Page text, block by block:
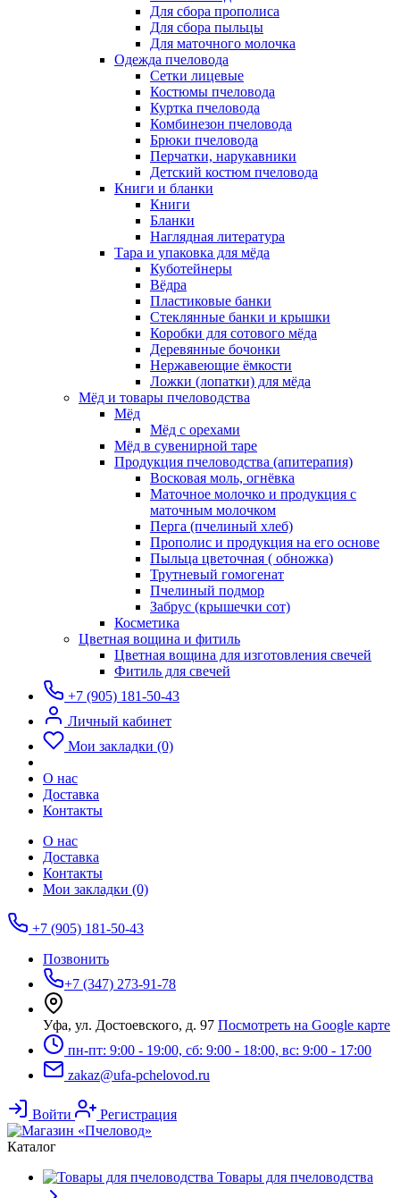
Для сбора прополиса
Для сбора пыльцы
Для маточного молочка
Одежда пчеловода
Сетки лицевые
Костюмы пчеловода
Куртка пчеловода
Комбинезон пчеловода
Брюки пчеловода
Перчатки, нарукавники
Детский костюм пчеловода
Книги и бланки
Книги
Бланки
Наглядная литература
Тара и упаковка для мёда
Куботейнеры
Вёдра
Пластиковые банки
Стеклянные банки и крышки
Коробки для сотового мёда
Деревянные бочонки
Нержавеющие ёмкости
Ложки (лопатки) для мёда
Мёд и товары пчеловодства
Мёд
Мёд с орехами
Мёд в сувенирной таре
Продукция пчеловодства (апитерапия)
Восковая моль, огнёвка
Маточное молочко и продукция с
маточным молочком
Перга (пчелиный хлеб)
Прополис и продукция на его основе
Пыльца цветочная ( обножка)
Трутневый гомогенат
Пчелиный подмор
Забрус (крышечки сот)
Косметика
Цветная вощина и фитиль
Цветная вощина для изготовления свечей
Фитиль для свечей
+7 (905) 181-50-43
Личный кабинет
Мои закладки (0)
О нас
Доставка
Контакты
О нас
Доставка
Контакты
Мои закладки (0)
+7 (905) 181-50-43
Позвонить
+7 (347) 273-91-78
Уфа, ул. Достоевского, д. 97 Посмотреть на Google карте
пн-пт: 9:00 - 19:00, сб: 9:00 - 18:00, вс: 9:00 - 17:00
zakaz@ufa-pchelovod.ru
Войти Регистрация
Каталог
Товары для пчеловодства